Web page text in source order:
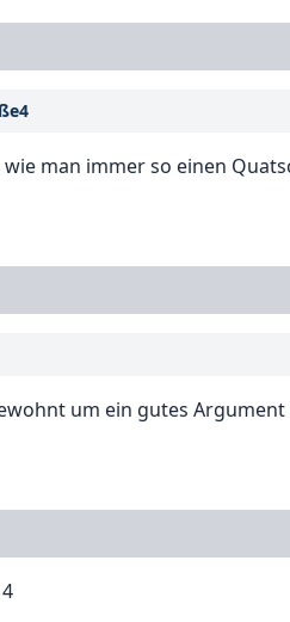
wie man immer so einen
um ein gutes